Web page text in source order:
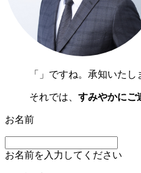
「 」ですね。承知いたし
それでは、 すみやかにご
お名前
お名前を入力してください